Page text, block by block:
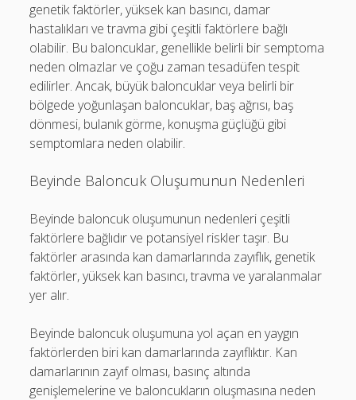
genetik faktörler, yüksek kan basıncı, damar
hastalıkları ve travma gibi çeşitli faktörlere bağlı
olabilir. Bu baloncuklar, genellikle belirli bir semptoma
neden olmazlar ve çoğu zaman tesadüfen tespit
edilirler. Ancak, büyük baloncuklar veya belirli bir
bölgede yoğunlaşan baloncuklar, baş ağrısı, baş
dönmesi, bulanık görme, konuşma güçlüğü gibi
semptomlara neden olabilir.
Beyinde Baloncuk Oluşumunun Nedenleri
Beyinde baloncuk oluşumunun nedenleri çeşitli
faktörlere bağlıdır ve potansiyel riskler taşır. Bu
faktörler arasında kan damarlarında zayıflık, genetik
faktörler, yüksek kan basıncı, travma ve yaralanmalar
yer alır.
Beyinde baloncuk oluşumuna yol açan en yaygın
faktörlerden biri kan damarlarında zayıflıktır. Kan
damarlarının zayıf olması, basınç altında
genişlemelerine ve baloncukların oluşmasına neden